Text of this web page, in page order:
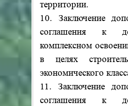
территории.
10. Заключение
соглашения к
комплексном
в целях
экономического
11. Заключение
соглашения к